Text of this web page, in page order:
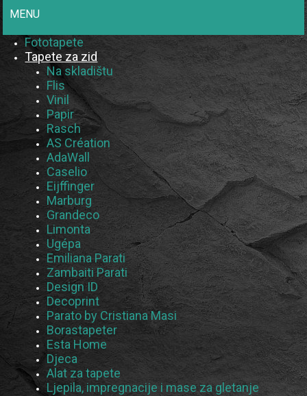
MENU
Fototapete
Tapete za zid
Na skladištu
Flis
Vinil
Papir
Rasch
AS Création
AdaWall
Caselio
Eijffinger
Marburg
Grandeco
Limonta
Ugépa
Emiliana Parati
Zambaiti Parati
Design ID
Decoprint
Parato by Cristiana Masi
Borastapeter
Esta Home
Djeca
Alat za tapete
Ljepila, impregnacije i mase za gletanje